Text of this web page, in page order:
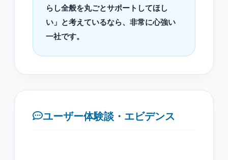
らし全般を丸ごとサポートしてほし
い」と考えているなら、非常に心強い
一社です。
ユーザー体験談・エビデンス